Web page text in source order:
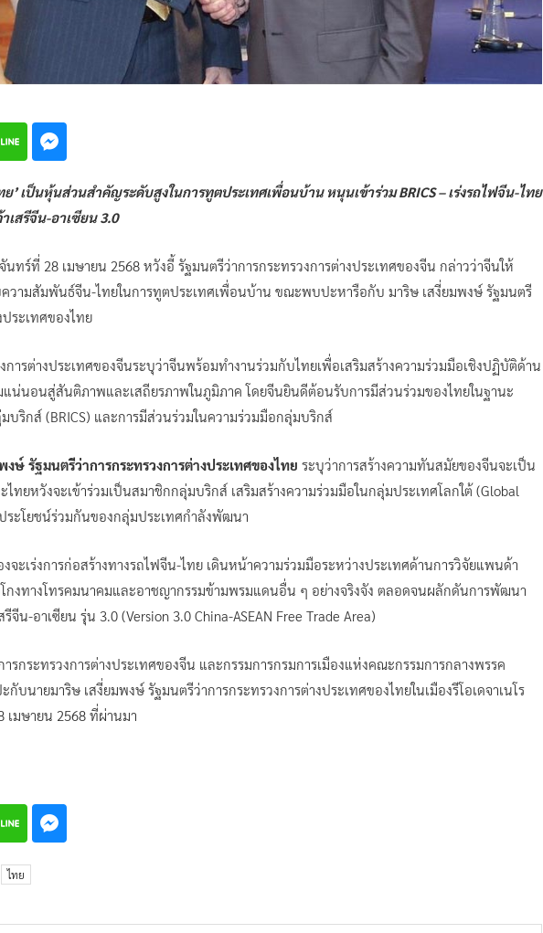
ทย’ เป็นหุ้นส่วนสำคัญระดับสูงในการทูตประเทศเพื่อนบ้าน หนุนเข้าร่วม BRICS – เร่งรถไฟจีน-ไทย
เสรีจีน-อาเซียน 3.0
จันทร์ที่ 28 เมษายน 2568 หวังอี้ รัฐมนตรีว่าการกระทรวงการต่างประเทศของจีน กล่าวว่าจีนให้
วามสัมพันธ์จีน-ไทยในการทูตประเทศเพื่อนบ้าน ขณะพบปะหารือกับ มาริษ เสงี่ยมพงษ์ รัฐมนตรี
ประเทศของไทย
การต่างประเทศของจีนระบุว่าจีนพร้อมทำงานร่วมกับไทยเพื่อเสริมสร้างความร่วมมือเชิงปฏิบัติด้าน
น่นอนสู่สันติภาพและเสถียรภาพในภูมิภาค โดยจีนยินดีต้อนรับการมีส่วนร่วมของไทยในฐานะ
ริกส์ (BRICS) และการมีส่วนร่วมในความร่วมมือกลุ่มบริกส์
ษ์ รัฐมนตรีว่าการกระทรวงการต่างประเทศของไทย ระบุว่าการสร้างความทันสมัยของจีนจะเป็น
ทยหวังจะเข้าร่วมเป็นสมาชิกกลุ่มบริกส์ เสริมสร้างความร่วมมือในกลุ่มประเทศโลกใต้ (Global
ระโยชน์ร่วมกันของกลุ่มประเทศกำลังพัฒนา
จะเร่งการก่อสร้างทางรถไฟจีน-ไทย เดินหน้าความร่วมมือระหว่างประเทศด้านการวิจัยแพนด้า
กงทางโทรคมนาคมและอาชญากรรมข้ามพรมแดนอื่น ๆ อย่างจริงจัง ตลอดจนผลักดันการพัฒนา
จีน-อาเซียน รุ่น 3.0 (Version 3.0 China-ASEAN Free Trade Area)
รกระทรวงการต่างประเทศของจีน และกรรมการกรมการเมืองแห่งคณะกรรมการกลางพรรค
นายมาริษ เสงี่ยมพงษ์ รัฐมนตรีว่าการกระทรวงการต่างประเทศของไทยในเมืองรีโอเดจาเนโร
เมษายน 2568 ที่ผ่านมา
ไทย